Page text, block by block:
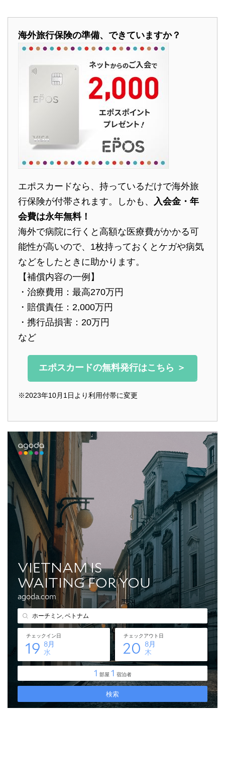
海外旅行保険の準備、できていますか？
エポスカードなら、持っているだけで海外旅
行保険が付帯されます。しかも、 入会金・年
会費は永年無料！
海外で病院に行くと高額な医療費がかかる可
能性が高いので、1枚持っておくとケガや病気
などをしたときに助かります。
【補償内容の一例】
・治療費用：最高270万円
・賠償責任：2,000万円
・携行品損害：20万円
など
エポスカードの無料発行はこちら ＞
※2023年10月1日より利用付帯に変更